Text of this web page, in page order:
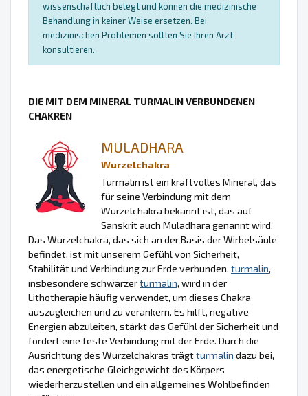
wissenschaftlich belegt und können die medizinische
Behandlung in keiner Weise ersetzen. Bei
medizinischen Problemen sollten Sie Ihren Arzt
konsultieren.
DIE MIT DEM MINERAL TURMALIN VERBUNDENEN
CHAKREN
MULADHARA
Wurzelchakra
Turmalin ist ein kraftvolles Mineral, das
für seine Verbindung mit dem
Wurzelchakra bekannt ist, das auf
Sanskrit auch Muladhara genannt wird.
Das Wurzelchakra, das sich an der Basis der Wirbelsäule
befindet, ist mit unserem Gefühl von Sicherheit,
Stabilität und Verbindung zur Erde verbunden. turmalin,
insbesondere schwarzerturmalin, wird in der
Lithotherapie häufig verwendet, um dieses Chakra
auszugleichen und zu verankern. Es hilft, negative
Energien abzuleiten, stärkt das Gefühl der Sicherheit und
fördert eine feste Verbindung mit der Erde. Durch die
Ausrichtung des Wurzelchakras trägtturmalin dazu bei,
das energetische Gleichgewicht des Körpers
wiederherzustellen und ein allgemeines Wohlbefinden